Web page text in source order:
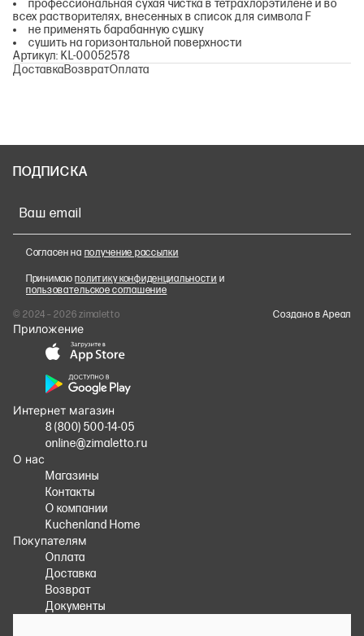
профессиональная сухая чистка в тетрахлорэтилене и во
всех растворителях, внесенных в список для символа F
не применять барабанную сушку
сушить на горизонтальной поверхности
Артикул: KL-00052578
ДоставкаВозвратОплата
ПОДПИСКА
Ваш email
Согласен на получение рассылки
Принимаюполитику конфиденциальности и
пользовательское соглашение
© 2024 – 2026 zimaletto
Cоздано в Ареал
Приложение
Интернет магазин
8 (800) 500-14-05
online@zimaletto.ru
О нас
Магазины
Контакты
О компании
Kuchenland Home
Покупателям
Оплата
Доставка
Возврат
Документы